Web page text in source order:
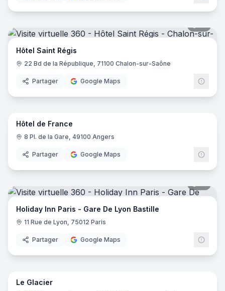
Hôtel Saint Régis
22 Bd de la République, 71100 Chalon-sur-Saône
Partager Google Maps
8
Hôtel de France
8 Pl. de la Gare, 49100 Angers
Partager Google Maps
Holiday Inn Paris - Gare De Lyon Bastille
11 Rue de Lyon, 75012 Paris
Partager Google Maps
24
Le Glacier